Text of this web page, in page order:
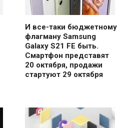
И все-таки бюджетному
флагману Samsung
Galaxy S21 FE быть.
Смартфон представят
20 октября, продажи
стартуют 29 октября